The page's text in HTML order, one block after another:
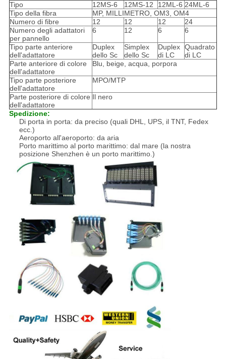
Tipo
12MS-6 12MS-12 12ML-6 24ML-6
Tipo della fibra
MP, MILLIMETRO, OM3, OM4
Numero di fibre
12 12 12
24
Numero degli adattatori
per pannello
6 12 6 6
Tipo parte anteriore
dell'adattatore
Duplex
dello Sc
Simplex
dello Sc
Duplex
di LC
Quadrato
di LC
Parte anteriore di colore
dell'adattatore
Blu, beige, acqua, porpora
Tipo parte posteriore
dell'adattatore
MPO/MTP
Parte posteriore di colore
dell'adattatore
Il nero
Spedizione:
Di porta in porta: da preciso (quali DHL, UPS, il TNT, Fedex
ecc.)
Aeroporto all'aeroporto: da aria
Porto marittimo al porto marittimo: dal mare (la nostra
posizione Shenzhen è un porto marittimo.)